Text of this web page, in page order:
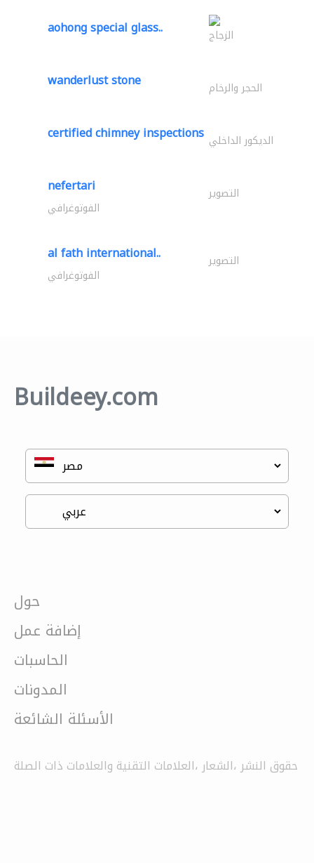
aohong special glass.. الزجاج
wanderlust stone الحجر والرخام
certified chimney inspections الديكور الداخلي
nefertari التصوير
الفوتوغرافي
al fath international.. التصوير
الفوتوغرافي
Buildeey.com
حول
إضافة عمل
الحاسبات
المدونات
الأسئلة الشائعة
حقوق النشر ،الشعار ،العلامات التقنية والعلامات ذات الصلة